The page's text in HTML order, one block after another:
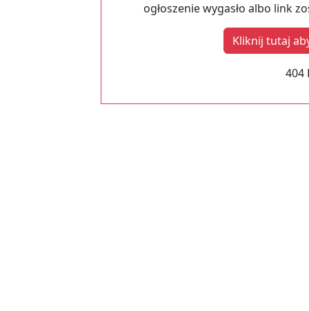
ogłoszenie wygasło albo link
Kliknij tutaj
404